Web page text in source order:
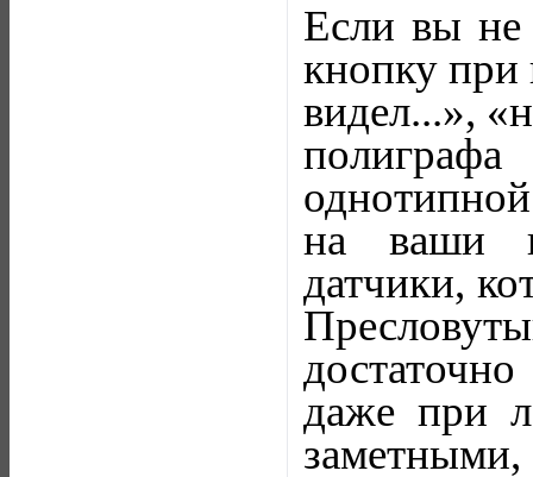
Если вы не
кнопку при
видел...»,
на ваши
датчики,
даже при